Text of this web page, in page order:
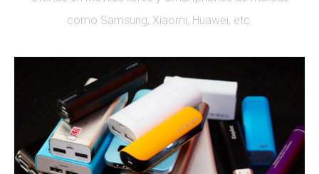
como Samsung, Xiaomi, Huawei, etc.